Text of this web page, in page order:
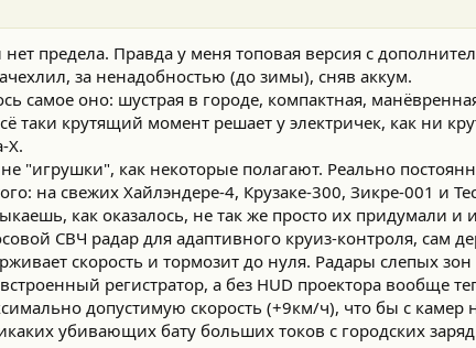
нет предела. Правда у меня топовая версия с
за ненадобностью (до зимы), сняв аккум.
самое оно: шустрая в городе, компактная,
таки крутящий момент решает у электричек, как ни
Х.
"игрушки", как некоторые полагают. Реально
на свежих Хайлэндере-4, Крузаке-300, Зикре-001 и
как оказалось, не так же просто их придумали и
СВЧ радар для адаптивного круиз-контроля, сам
скорость и тормозит до нуля. Радары слепых зон
регистратор, а без HUD проектора вообще
допустимую скорость (+9км/ч), что бы с
убивающих бату больших токов с городских